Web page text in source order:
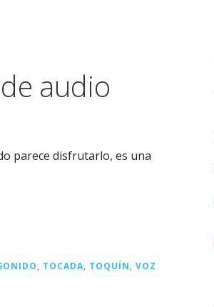
audio
parece disfrutarlo, es una
TOCADA TOQUÍN VOZ